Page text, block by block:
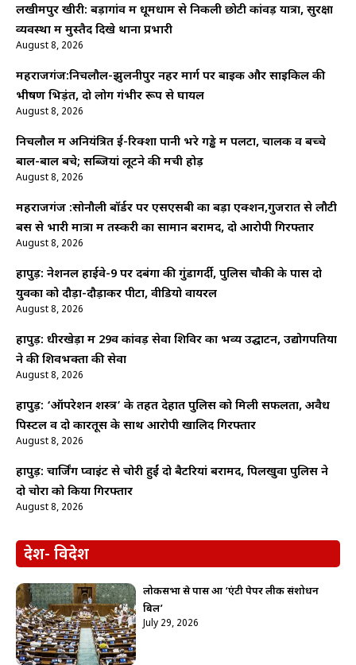
लखीमपुर खीरी: बड़ागांव में धूमधाम से निकली छोटी कांवड़ यात्रा, सुरक्षा
व्यवस्था में मुस्तैद दिखे थाना प्रभारी
August 8, 2026
महराजगंज:निचलौल-झुलनीपुर नहर मार्ग पर बाइक और साइकिल की
भीषण भिड़ंत, दो लोग गंभीर रूप से घायल
August 8, 2026
निचलौल में अनियंत्रित ई-रिक्शा पानी भरे गड्ढे में पलटा, चालक व बच्चे
बाल-बाल बचे; सब्जियां लूटने की मची होड़
August 8, 2026
महराजगंज :सोनौली बॉर्डर पर एसएसबी का बड़ा एक्शन,गुजरात से लौटी
बस से भारी मात्रा में तस्करी का सामान बरामद, दो आरोपी गिरफ्तार
August 8, 2026
हापुड़: नेशनल हाईवे-9 पर दबंगों की गुंडागर्दी, पुलिस चौकी के पास दो
युवकों को दौड़ा-दौड़ाकर पीटा, वीडियो वायरल
August 8, 2026
हापुड़: धीरखेड़ा में 29वें कांवड़ सेवा शिविर का भव्य उद्घाटन, उद्योगपतियों
ने की शिवभक्तों की सेवा
August 8, 2026
हापुड़: ‘ऑपरेशन शस्त्र’ के तहत देहात पुलिस को मिली सफलता, अवैध
पिस्टल व दो कारतूस के साथ आरोपी खालिद गिरफ्तार
August 8, 2026
हापुड़: चार्जिंग प्वाइंट से चोरी हुईं दो बैटरियां बरामद, पिलखुवा पुलिस ने
दो चोरों को किया गिरफ्तार
August 8, 2026
देश- विदेश
लोकसभा से पास हुआ ‘एंटी पेपर लीक संशोधन
बिल’
July 29, 2026